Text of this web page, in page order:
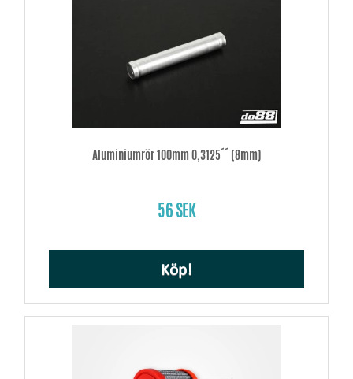
Aluminiumrör 100mm 0,3125´´ (8mm)
56 SEK
Köp!